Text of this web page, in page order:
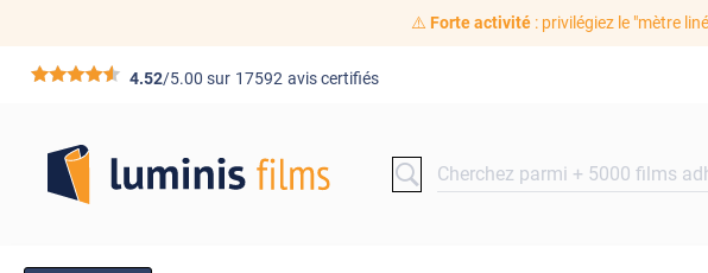
⚠️ Forte activité: privilégiez le "mètre
*****4.52/5.00 sur 17592 avis certifiés